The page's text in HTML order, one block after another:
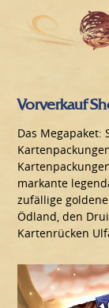
Vorverkauf
Das Megapaket:
markante
zufällige
Ödland, den
Kartenrücken